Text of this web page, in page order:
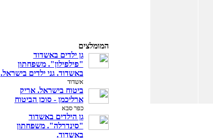
המומלצים
גן ילדים באשדוד
"פילפילון". משפחתון
באשדוד. גני ילדים בישראל.
אשדוד
ביטוח בישראל. אריק
ארליכמן - סוכן הביטוח
כפר סבא
גן הילדים באשדוד
"סינדרלה". משפחתון
באשדוד.